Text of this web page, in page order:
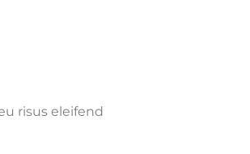
risus eleifend